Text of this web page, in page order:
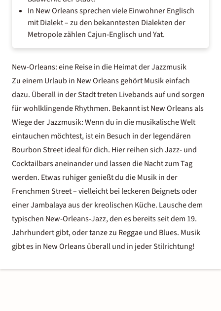
In New Orleans sprechen viele Einwohner Englisch
mit Dialekt – zu den bekanntesten Dialekten der
Metropole zählen Cajun-Englisch und Yat.
New-Orleans: eine Reise in die Heimat der Jazzmusik
Zu einem Urlaub in New Orleans gehört Musik einfach
dazu. Überall in der Stadt treten Livebands auf und sorgen
für wohlklingende Rhythmen. Bekannt ist New Orleans als
Wiege der Jazzmusik: Wenn du in die musikalische Welt
eintauchen möchtest, ist ein Besuch in der legendären
Bourbon Street ideal für dich. Hier reihen sich Jazz- und
Cocktailbars aneinander und lassen die Nacht zum Tag
werden. Etwas ruhiger genießt du die Musik in der
Frenchmen Street – vielleicht bei leckeren Beignets oder
einer Jambalaya aus der kreolischen Küche. Lausche dem
typischen New-Orleans-Jazz, den es bereits seit dem 19.
Jahrhundert gibt, oder tanze zu Reggae und Blues. Musik
gibt es in New Orleans überall und in jeder Stilrichtung!